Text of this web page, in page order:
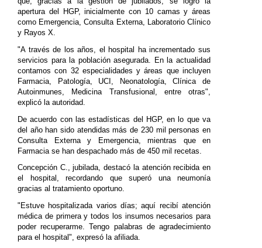
apertura del HGP, inicialmente con 10 camas y áreas
como Emergencia, Consulta Externa, Laboratorio Clínico
y Rayos X.
"A través de los años, el hospital ha incrementado sus
servicios para la población asegurada. En la actualidad
contamos con 32 especialidades y áreas que incluyen
Farmacia, Patología, UCI, Neonatología, Clínica de
Autoinmunes, Medicina Transfusional, entre otras",
explicó la autoridad.
De acuerdo con las estadísticas del HGP, en lo que va
del año han sido atendidas más de 230 mil personas en
Consulta Externa y Emergencia, mientras que en
Farmacia se han despachado más de 450 mil recetas.
Concepción C., jubilada, destacó la atención recibida en
el hospital, recordando que superó una neumonía
gracias al tratamiento oportuno.
"Estuve hospitalizada varios días; aquí recibí atención
médica de primera y todos los insumos necesarios para
poder recuperarme. Tengo palabras de agradecimiento
para el hospital", expresó la afiliada.